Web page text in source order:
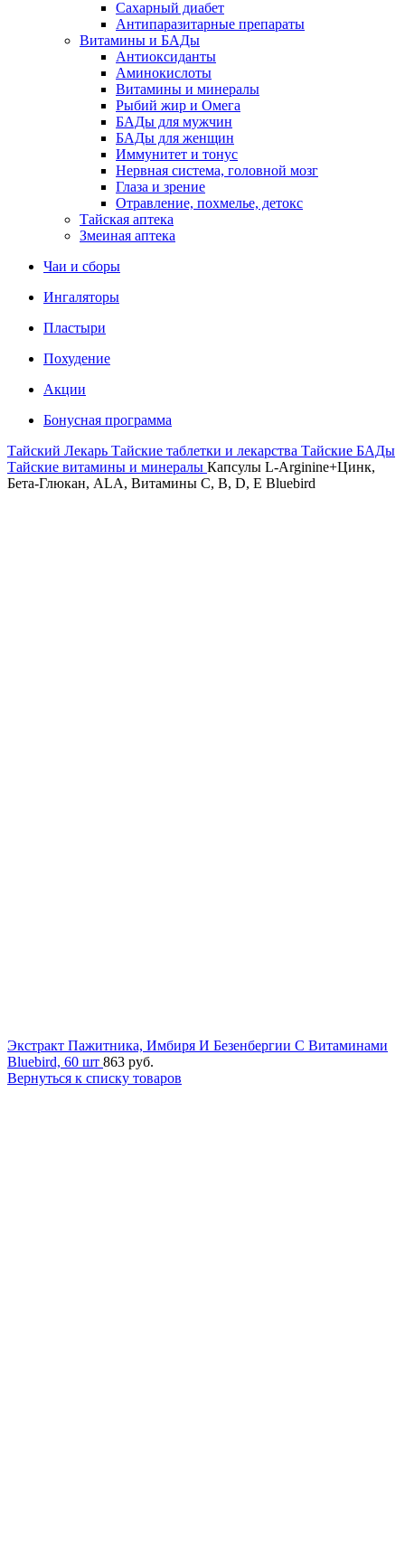
Сахарный диабет
Антипаразитарные препараты
Витамины и БАДы
Антиоксиданты
Аминокислоты
Витамины и минералы
Рыбий жир и Омега
БАДы для мужчин
БАДы для женщин
Иммунитет и тонус
Нервная система, головной мозг
Глаза и зрение
Отравление, похмелье, детокс
Тайская аптека
Змеиная аптека
Чаи и сборы
Ингаляторы
Пластыри
Похудение
Акции
Бонусная программа
Тайский Лекарь Тайские таблетки и лекарства Тайские БАДы
Тайские витамины и минералы Капсулы L-Arginine+Цинк,
Бета-Глюкан, ALA, Витамины C, B, D, E Bluebird
Экстракт Пажитника, Имбиря И Безенбергии С Витаминами
Bluebird, 60 шт 863 руб.
Вернуться к списку товаров